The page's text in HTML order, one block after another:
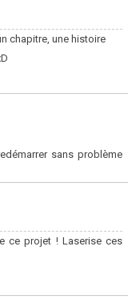
chapitre, une histoire
sans problème
ce projet ! Laserise ces